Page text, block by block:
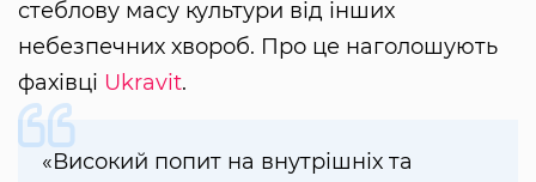
стеблову масу культури від інших
небезпечних хвороб. Про це наголошують
фахівці Ukravit.
«Високий попит на внутрішніх та